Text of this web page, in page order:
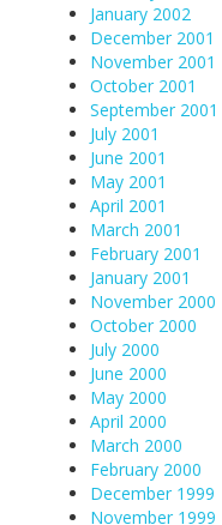
January 2002
December 2001
November 2001
October 2001
September 2001
July 2001
June 2001
May 2001
April 2001
March 2001
February 2001
January 2001
November 2000
October 2000
July 2000
June 2000
May 2000
April 2000
March 2000
February 2000
December 1999
November 1999